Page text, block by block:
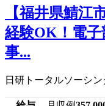
【福井県鯖江
経験OK！電
事...
日研トータルソーシ